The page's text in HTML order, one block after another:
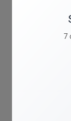
Reality
7